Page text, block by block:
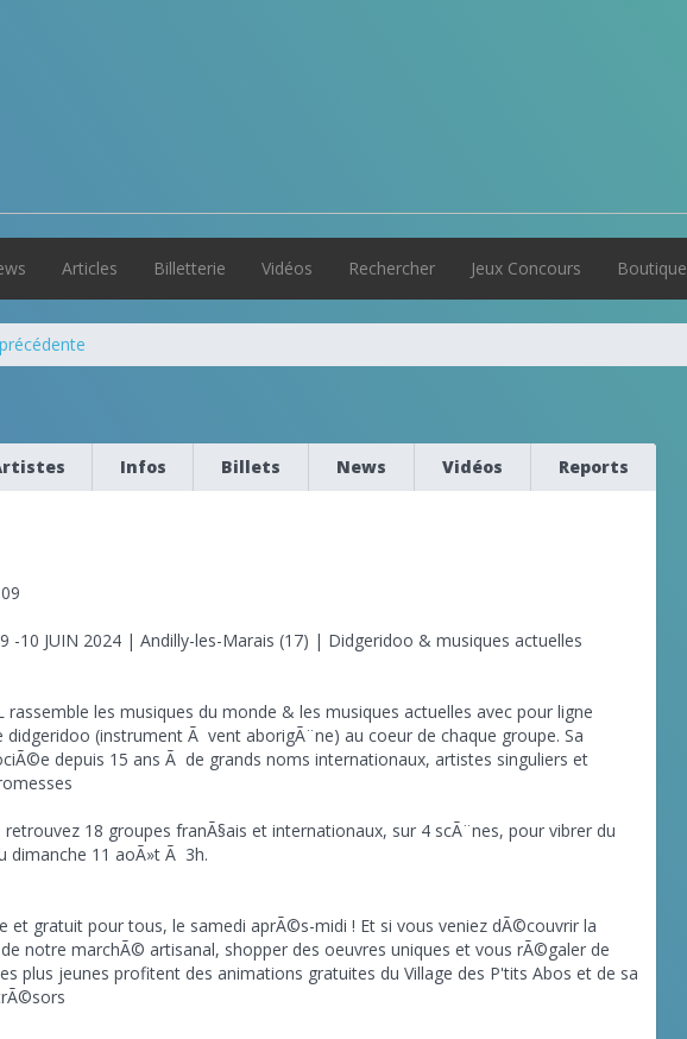
Articles Billetterie Vidéos Rechercher Jeux Concours Boutique
Infos Billets News Vidéos Reports
9 -10 JUIN 2024 | Andilly-les-Marais (17) | Didgeridoo & musiques actuelles
rassemble les musiques du monde & les musiques actuelles avec pour ligne
didgeridoo (instrument Ã vent aborigÃ¨ne) au coeur de chaque groupe. Sa
depuis 15 ans Ã de grands noms internationaux, artistes singuliers et
18 groupes franÃ§ais et internationaux, sur 4 scÃ¨nes, pour vibrer du
dimanche 11 aoÃ»t Ã 3h.
et gratuit pour tous, le samedi aprÃ©s-midi ! Et si vous veniez dÃ©couvrir la
notre marchÃ© artisanal, shopper des oeuvres uniques et vous rÃ©galer de
plus jeunes profitent des animations gratuites du Village des P'tits Abos et de sa